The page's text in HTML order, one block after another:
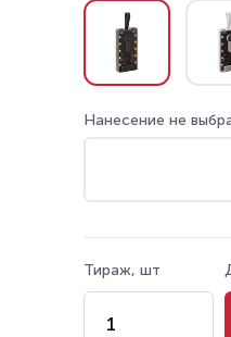
Нанесение не
Тираж, шт